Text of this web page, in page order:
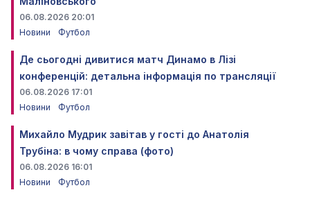
06.08.2026 20:01
Новини
Футбол
Де сьогодні дивитися матч Динамо в Лізі
конференцій: детальна інформація по трансляції
06.08.2026 17:01
Новини
Футбол
Михайло Мудрик завітав у гості до Анатолія
Трубіна: в чому справа (фото)
06.08.2026 16:01
Новини
Футбол